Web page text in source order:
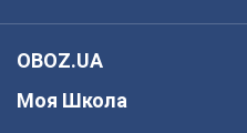
OBOZ.UA
Моя Школа